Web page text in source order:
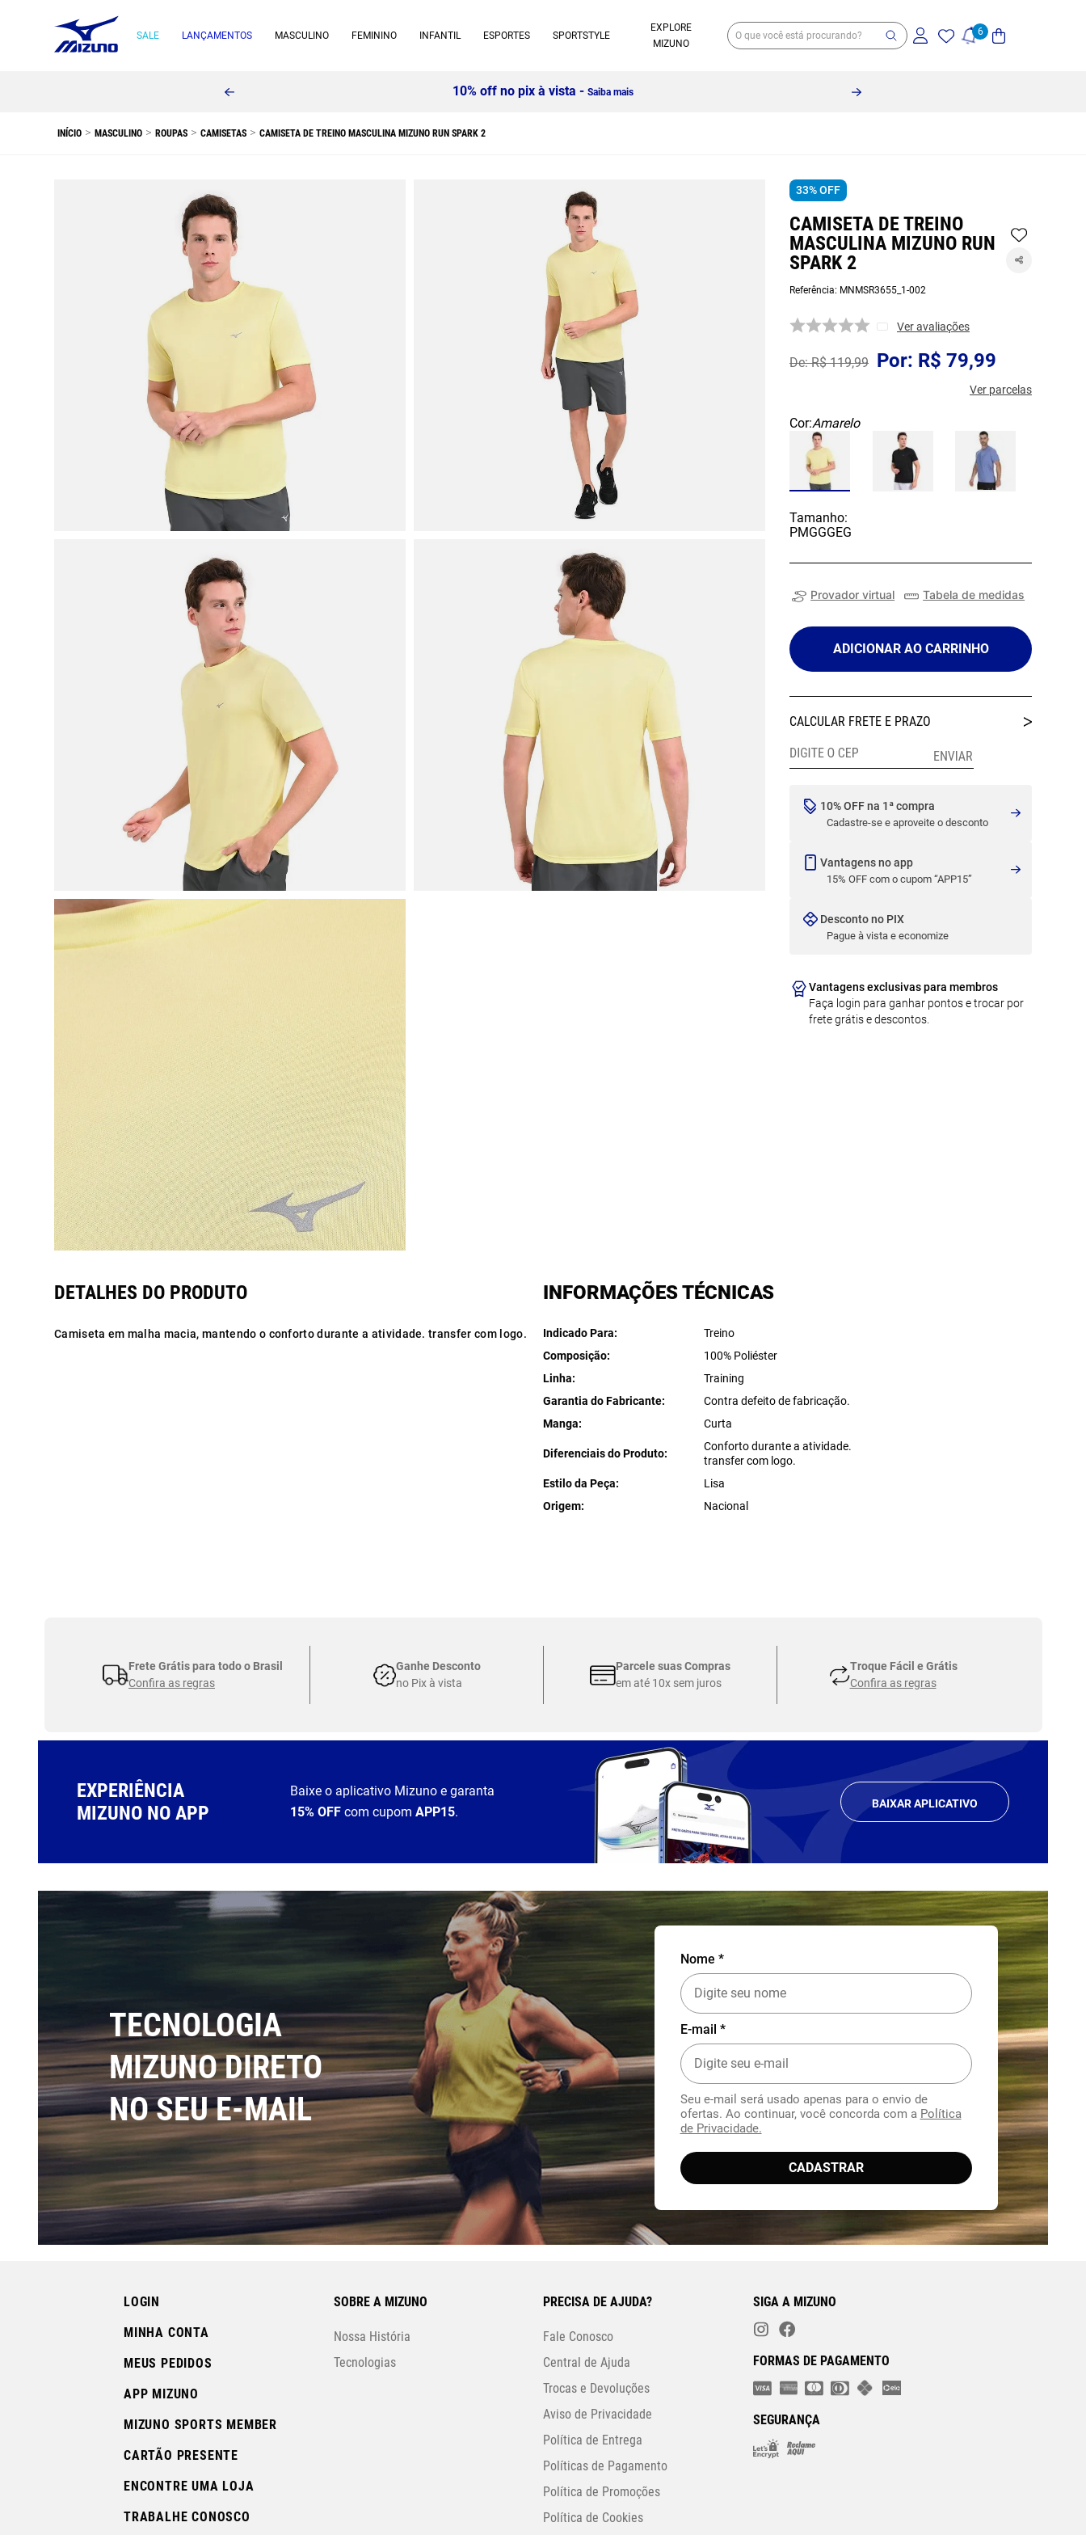
SALE LANÇAMENTOS MASCULINO FEMININO INFANTIL ESPORTES SPORTSTYLE
EXPLORE
MIZUNO
10% off no pix à vista - Saiba mais
MASCULINO ROUPAS CAMISETAS CAMISETA DE TREINO MASCULINA MIZUNO RUN SPARK 2
33%OFF
CAMISETA DE TREINO
MASCULINA MIZUNO RUN
SPARK 2
Referência: MNMSR3655_1-002
Ver avaliações
R$ 119,99 R$ 79,99
Ver parcelas
Cor:Amarelo
Tamanho:
PMGGGEG
Provador virtual Tabela de medidas
ADICIONAR AO CARRINHO
10% OFF na 1ª compra
Cadastre-se e aproveite o desconto
Vantagens no app
15% OFF com o cupom “APP15”
Desconto no PIX
Pague à vista e economize
Vantagens exclusivas para membros
Faça login para ganhar pontos e trocar por
frete grátis e descontos.
Camiseta em malha macia, mantendo o conforto durante a atividade. transfer com logo.
INFORMAÇÕES TÉCNICAS
Indicado Para
Treino
Composição
100% Poliéster
Linha
Training
Garantia do Fabricante
Contra defeito de fabricação.
Manga
Curta
Diferenciais do Produto
Conforto durante a atividade.
transfer com logo.
Estilo da Peça
Lisa
Origem
Nacional
Frete Grátis para todo o Brasil
Confira as regras
Ganhe Desconto
no Pix à vista
Parcele suas Compras
em até 10x sem juros
Troque Fácil e Grátis
Confira as regras
EXPERIÊNCIA
MIZUNO NO APP
Baixe o aplicativo Mizuno e garanta
15% OFF com cupomAPP15.
BAIXAR APLICATIVO
TECNOLOGIA
MIZUNO DIRETO
NO SEU E-MAIL
Nome *
E-mail *
Seu e-mail será usado apenas para o envio de
ofertas. Ao continuar, você concorda com a Política
de Privacidade.
CADASTRAR
LOGIN
MINHA CONTA
MEUS PEDIDOS
APP MIZUNO
MIZUNO SPORTS MEMBER
CARTÃO PRESENTE
ENCONTRE UMA LOJA
TRABALHE CONOSCO
SOBRE A MIZUNO
Nossa História
Tecnologias
PRECISA DE AJUDA?
Fale Conosco
Central de Ajuda
Trocas e Devoluções
Aviso de Privacidade
Política de Entrega
Políticas de Pagamento
Política de Promoções
Política de Cookies
SIGA A MIZUNO
FORMAS DE PAGAMENTO
SEGURANÇA